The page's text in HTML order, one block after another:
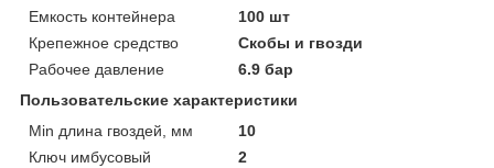
Емкость контейнера
100 шт
Крепежное средство
Скобы и гвозди
Рабочее давление
6.9 бар
Пользовательские характеристики
Min длина гвоздей, мм
10
Ключ имбусовый
2